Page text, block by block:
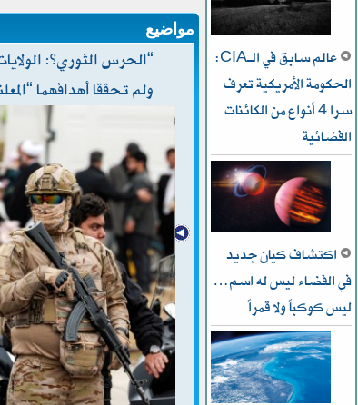
عالم سابق في الـCIA:
الحكومة الأمريكية تعرف
سرا 4 أنواع من الكائنات
الفضائية
اكتشاف كيان جديد
في الفضاء ليس له اسم…
ليس كوكباً ولا قمراً
مواضيع
“الحرس الثوري”:
ولم تحققا أهدافهما